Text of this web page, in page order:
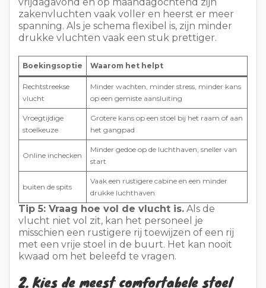
Vroegtijdige
stoelkeuze
Grotere kans op een stoel bij het raam of aan
het gangpad
Online inchecken
buiten de spits
Vaak een rustigere cabine en een minder
drukke luchthaven
Tip 5: Vraag hoe vol de vlucht is.Als de
vlucht niet vol zit, kan het personeel je
misschien een rustigere rij toewijzen of een rij
met een vrije stoel in de buurt. Het kan nooit
kwaad om het beleefd te vragen.
2. Kies de meest comfortabele stoel
vlucht: je slaap, het geluidsniveau, de toegang
tot het toilet, de beenruimte en hoe
opgesloten je je voelt. Een van de bestetips
voor lange vluchtenis dan ook om stoelen niet
langer als willekeurig te beschouwen. Het